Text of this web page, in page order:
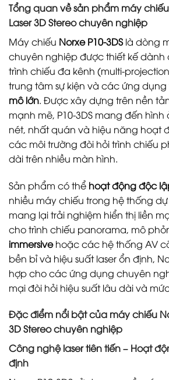
Tổng quan về sản phẩm máy chiếu
Laser 3D Stereo chuyên nghiệp
Máy chiếu Norxe P10-3DSlà dòng
chuyên nghiệp được thiết kế
trình chiếu đa kênh (multi-
trung tâm sự kiện và các ứng
mô lớn. Được xây dựng trên nền
mạnh mẽ, P10-3DS mang đến
nét, nhất quán và hiệu năng hoạt
các môi trường đòi hỏi trình chiếu
dài trên nhiều màn hình.
Sản phẩm có thể hoạt động độc
nhiều máy chiếu trong hệ thống
mang lại trải nghiệm hiển thị liền
cho trình chiếu panorama, mô
immersivehoặc các hệ thống AV
bền bỉ và hiệu suất laser ổn định,
hợp cho các ứng dụng chuyên
mại đòi hỏi hiệu suất lâu dài và
Đặc điểm nổi bật của máy chiếu
3D Stereo chuyên nghiệp
Công nghệ laser tiên tiến – Hoạt
định